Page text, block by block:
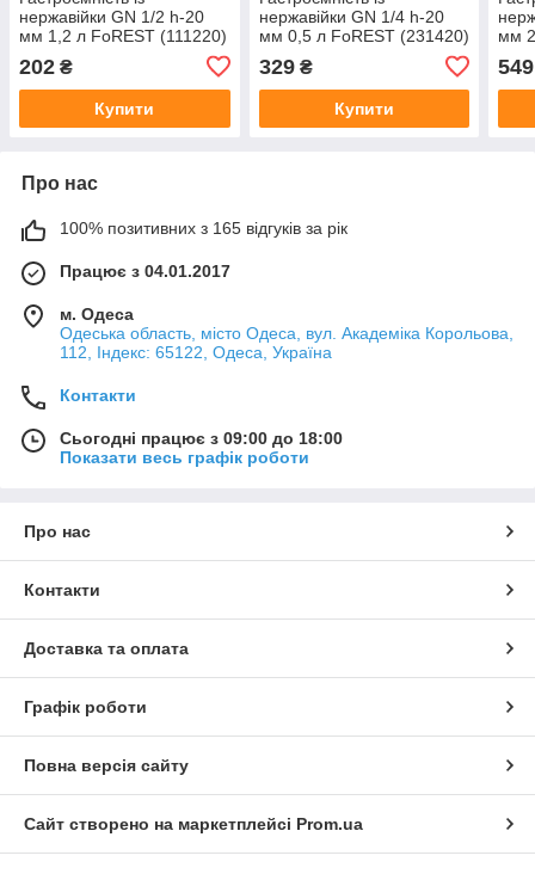
нержавійки GN 1/2 h-20
мм 1,2 л FoREST (111220)
202 ₴
Купити
нержавійки GN 1/4 h-20
мм 0,5 л FoREST (231420)
329₴
Купити
мм
549
Про нас
100% позитивних з 165 відгуків за рік
Працює з 04.01.2017
м. Одеса
Одеська область, місто Одеса, вул. Академіка Корольова,
112, Індекс: 65122, Одеса, Україна
Контакти
Сьогодні працює з 09:00 до 18:00
Показати весь графік роботи
Про нас
Контакти
Доставка та оплата
Графік роботи
Повна версія сайту
Сайт створено на маркетплейсі Prom.ua